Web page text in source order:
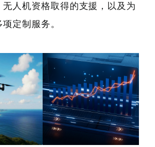
无人机资格取得的支援，以及为
定制服务。